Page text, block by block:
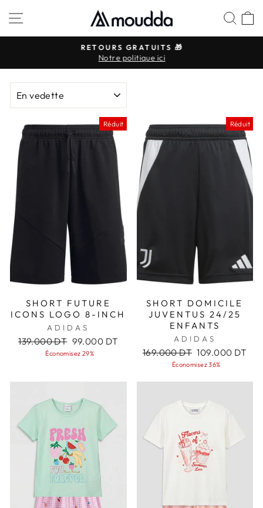
au
NAVIGATION
Diaporama
RETOURS GRATUITS 🎁
Notre politique ici
Réduit
SHORT FUTURE
ICONS LOGO 8-INCH
ADIDAS
Prix
régulier
139.000 DT Prix
réduit
99.000 DT
Économisez 29%
Réduit
SHORT DOMICILE
JUVENTUS 24/25
ENFANTS
ADIDAS
Prix
régulier
169.000 DT Prix
réduit
109.000 DT
Économisez 36%